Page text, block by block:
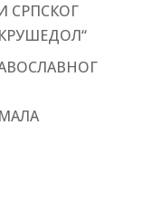
СРПСКОГ